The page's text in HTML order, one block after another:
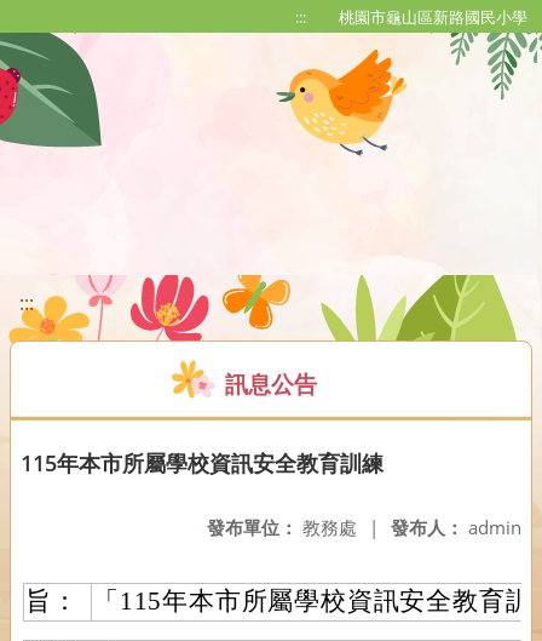
::: 桃園市龜山區新路國民小學
:::
訊息公告
115年本市所屬學校資訊安全教育訓練
發布人： admin
發布單位： 教務處 |
旨：
「115年本市所屬學校資訊安全教育訓